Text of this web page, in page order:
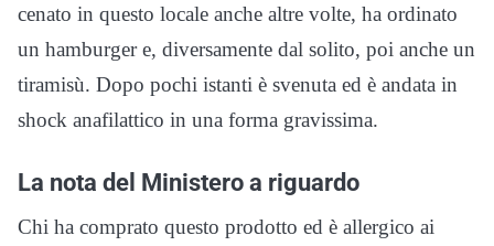
cenato in questo locale anche altre volte, ha ordinato
un hamburger e, diversamente dal solito, poi anche un
tiramisù. Dopo pochi istanti è svenuta ed è andata in
shock anafilattico in una forma gravissima.
La nota del Ministero a riguardo
Chi ha comprato questo prodotto ed è allergico ai